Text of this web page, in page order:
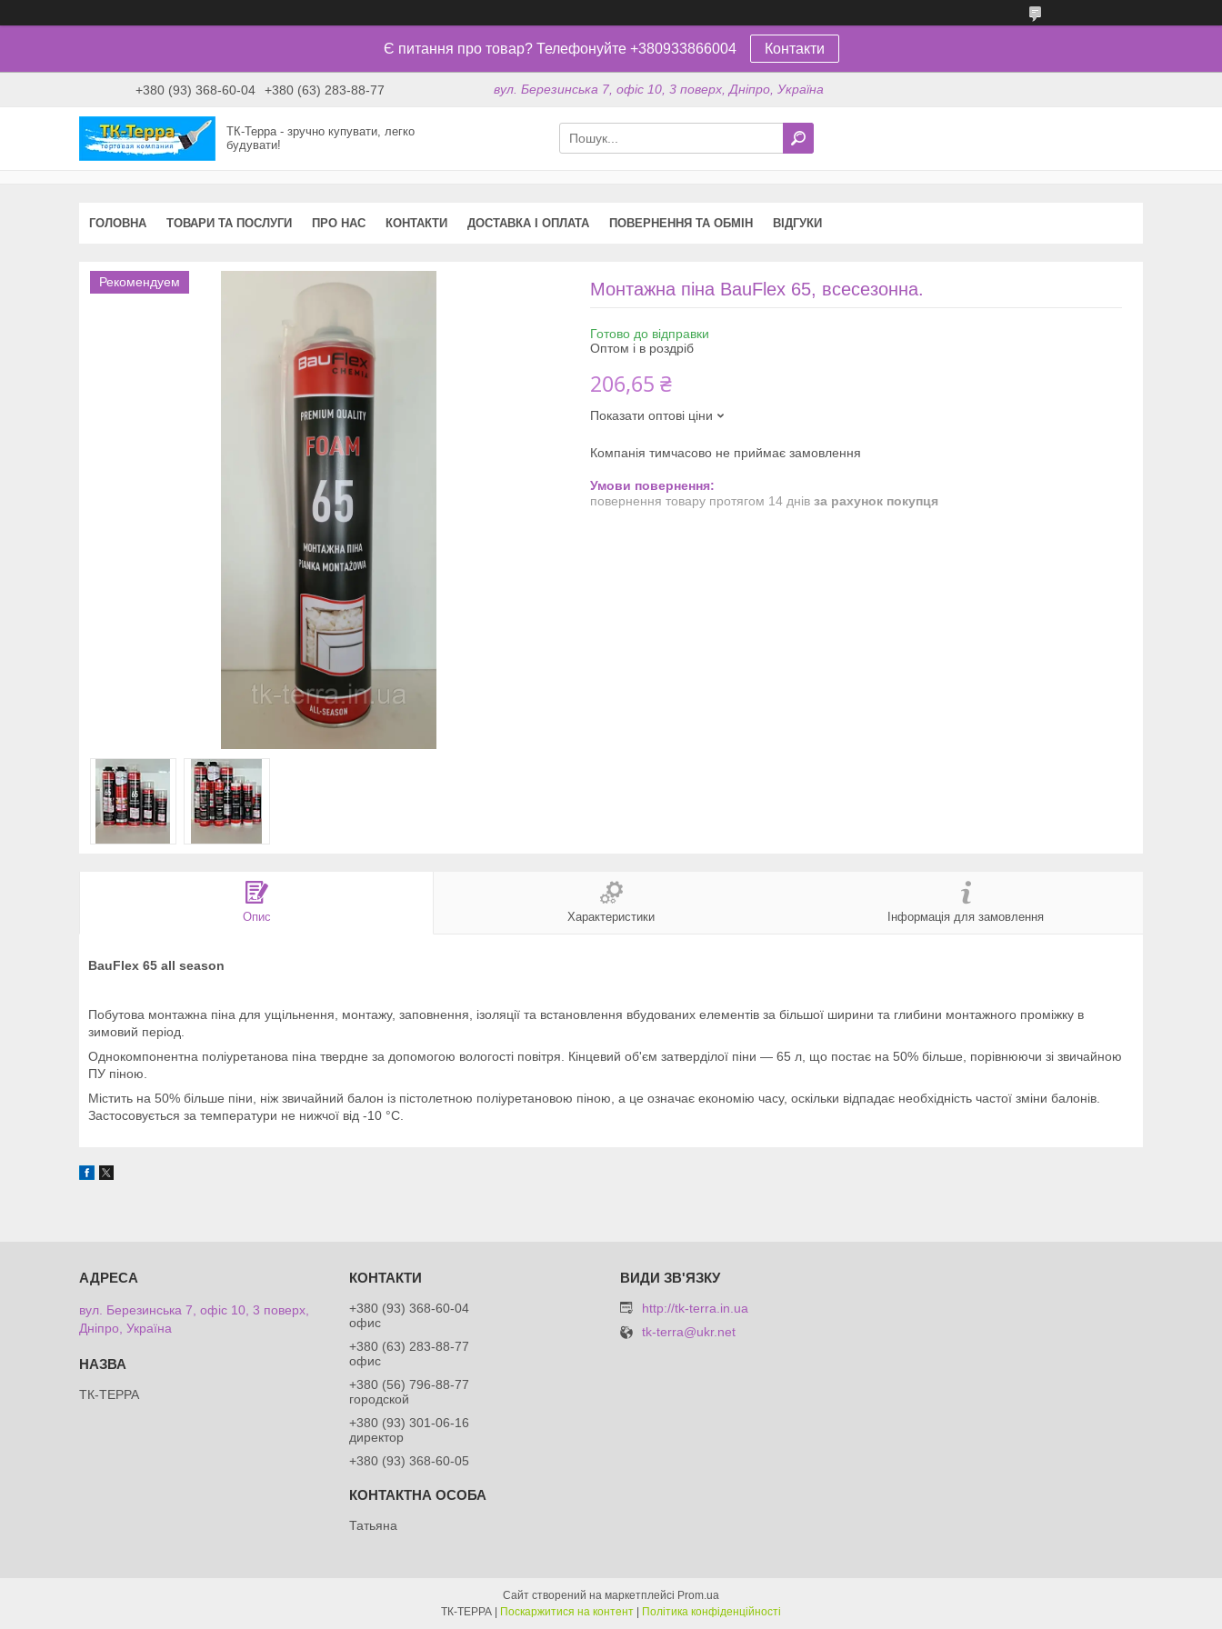
Є питання про товар? Телефонуйте +380933866004 Контакти
+380 (93) 368-60-04 +380 (63) 283-88-77 вул. Березинська 7, офіс 10, 3 поверх, Дніпро, Україна
ТК-Терра - зручно купувати, легко
будувати!
ГОЛОВНА ТОВАРИ ТА ПОСЛУГИ ПРО НАС КОНТАКТИ ДОСТАВКА І ОПЛАТА ПОВЕРНЕННЯ ТА ОБМІН ВІДГУКИ
Рекомендуем Монтажна піна BauFlex 65, всесезонна.
Готово до відправки
Оптом і в роздріб
206,65 ₴
Показати оптові ціни
Компанія тимчасово не приймає замовлення
повернення товару протягом 14 днів за рахунок покупця
Опис Характеристики Інформація для замовлення
BauFlex 65 all season
Побутова монтажна піна для ущільнення, монтажу, заповнення, ізоляції та встановлення вбудованих елементів за більшої ширини та глибини монтажного проміжку в
зимовий період.
Однокомпонентна поліуретанова піна твердне за допомогою вологості повітря. Кінцевий об'єм затверділої піни — 65 л, що постає на 50% більше, порівнюючи зі звичайною
ПУ піною.
Містить на 50% більше піни, ніж звичайний балон із пістолетною поліуретановою піною, а це означає економію часу, оскільки відпадає необхідність частої зміни балонів.
Застосовується за температури не нижчої від -10 °C.
вул. Березинська 7, офіс 10, 3 поверх,
Дніпро, Україна
ТК-ТЕРРА
+380 (93) 368-60-04
офис
+380 (63) 283-88-77
офис
+380 (56) 796-88-77
городской
+380 (93) 301-06-16
директор
+380 (93) 368-60-05
Татьяна
http://tk-terra.in.ua
tk-terra@ukr.net
Сайт створений на маркетплейсі Prom.ua
Поскаржитися на контент Політика конфіденційності